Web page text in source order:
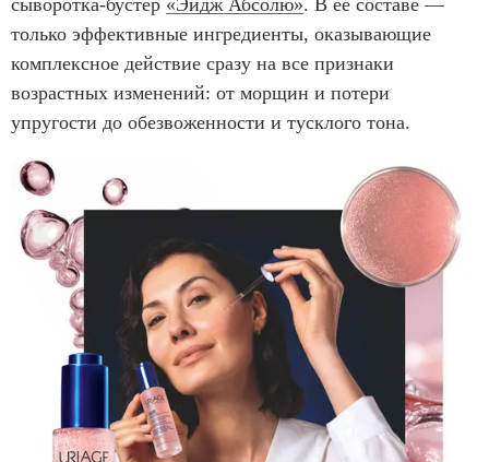
сыворотка-бустер «Эйдж Абсолю». В ее составе —
только эффективные ингредиенты, оказывающие
комплексное действие сразу на все признаки
возрастных изменений: от морщин и потери
упругости до обезвоженности и тусклого тона.